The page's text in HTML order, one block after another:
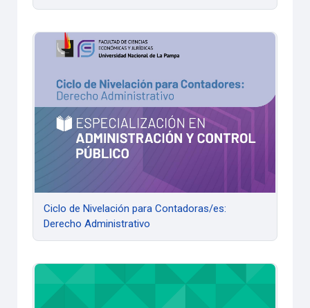
Ciclo de Nivelación para Contadoras/es: Derecho
Ciclo de Nivelación para Contadoras/es:
Derecho Administrativo
Información sobre la Especialización